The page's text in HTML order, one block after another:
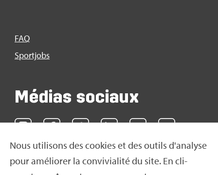
Nous uti­li­sons des cookies et des outils d'ana­lyse
pour amé­lio­rer la convi­via­lité du site. En cli­
FAQ
Sport­jobs
Médias sociaux